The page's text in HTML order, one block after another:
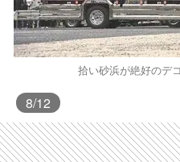
拾い砂浜が絶好のデ
8/12